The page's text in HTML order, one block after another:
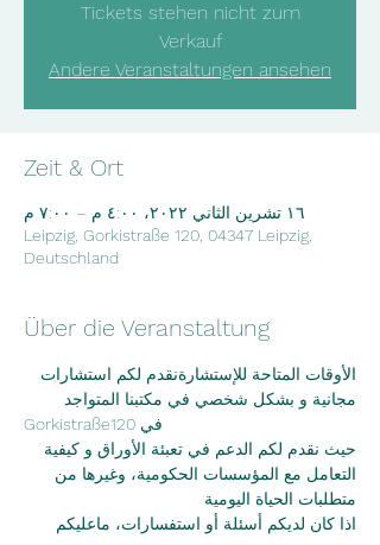
Tickets stehen nicht zum
Verkauf
Andere Veranstaltungen ansehen
Zeit & Ort
١٦ تشرين الثاني ٢٠٢٢، ٤:٠٠ م – ٧:٠٠ م
Leipzig, Gorkistraße 120, 04347 Leipzig,
Deutschland
Über die Veranstaltung
الأوقات المتاحة للإستشارةنقدم لكم استشارات
مجانية و بشكل شخصي في مكتبنا المتواجد
Gorkistraße120 في
حيث نقدم لكم الدعم في تعبئة الأوراق و كيفية
التعامل مع المؤسسات الحكومية، وغيرها من
متطلبات الحياة اليومية
اذا كان لديكم أسئلة أو استفسارات، ماعليكم